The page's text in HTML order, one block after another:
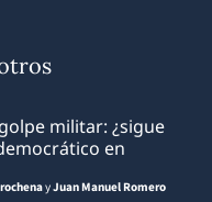
militar: ¿sigue
en
yJuan Manuel Romero